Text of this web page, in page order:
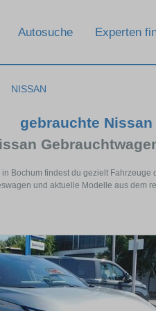
Autosuche Experten
NISSAN
gebrauchte
in Bochum findest du gezielt
und aktuelle Modelle aus dem